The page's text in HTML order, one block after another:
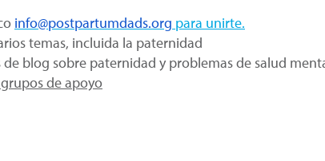
info@postpartumdads.org para unirte.
temas, incluida la paternidad
blog sobre paternidad y problemas de salud
de apoyo